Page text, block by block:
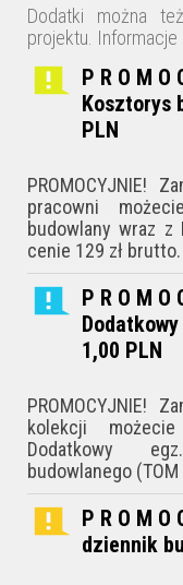
Dodatki można
projektu.
P R O M
Kosztorys
PLN
PROMOCYJNIE!
pracowni
budowlany wraz z
cenie 129 zł
P R O M
1,00 PLN
PROMOCYJNIE!
kolekcji
Dodatkowy
budowlanego
P R O M
dziennik